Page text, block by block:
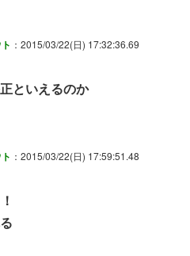
：2015/03/22(日) 17:32:36.69
といえるのか
：2015/03/22(日) 17:59:51.48